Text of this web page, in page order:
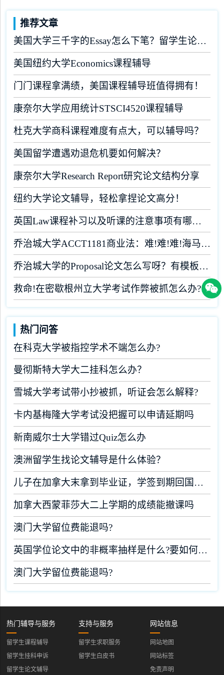
推荐文章
美国大学三千字的Essay怎么下笔？留学生论文辅导
美国纽约大学Economics课程辅导
门门课程拿满绩，美国课程辅导班值得拥有！
康奈尔大学应用统计STSCI4520课程辅导
杜克大学商科课程难度有点大，可以辅导吗？
美国留学遭遇劝退危机要如何解决？
康奈尔大学Research Report研究论文结构分享
纽约大学论文辅导，轻松拿捏论文高分！
英国Law课程补习以及听课的注意事项有哪些？
乔治城大学ACCT1181商业法：难!难!难!海马课堂助你闯关
乔治城大学的Proposal论文怎么写呀？有模板吗？
救命!在密歇根州立大学考试作弊被抓怎么办?
热门问答
在科克大学被指控学术不端怎么办?
曼彻斯特大学大二挂科怎么办？
雪城大学考试带小抄被抓，听证会怎么解释?
卡内基梅隆大学考试没把握可以申请延期吗
新南威尔士大学错过Quiz怎么办
澳洲留学生找论文辅导是什么体验？
儿子在加拿大末拿到毕业证，学签到期回国了有办法补救吗
加拿大西蒙菲莎大二上学期的成绩能撤课吗
澳门大学留位费能退吗?
英国学位论文中的非概率抽样是什么?要如何完成?
澳门大学留位费能退吗?
热门辅导与服务
留学生课程辅导
留学生挂科申诉
留学生论文辅导
支持与服务
留学生求职服务
留学生白皮书
网站信息
网站地图
网站标签
免责声明